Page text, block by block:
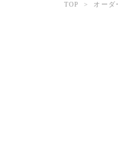
TOP > オーダ